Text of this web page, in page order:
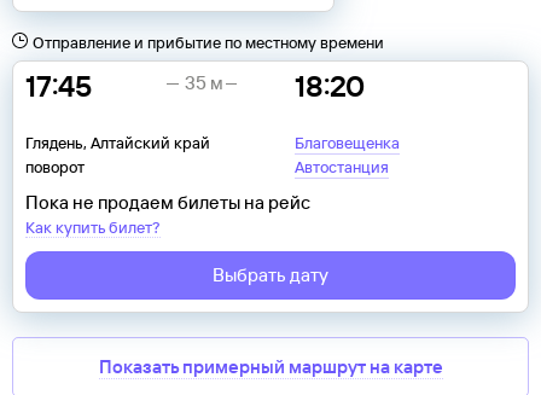
Отправление и прибытие по местному времени
17:45
Глядень, Алтайский край
поворот
18:20
Благовещенка
Автостанция
35 м
Пока не продаем билеты на рейс
Как купить билет?
Выбрать дату
Показать примерный маршрут на карте